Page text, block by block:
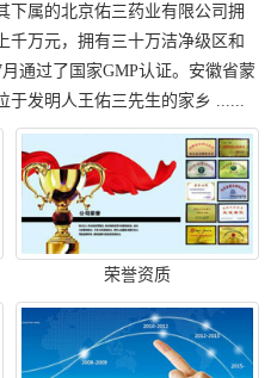
下属的北京佑三药业有限公司拥
千万元，拥有三十万洁净级区和
通过了国家GMP认证。安徽省蒙
发明人王佑三先生的家乡 ......
荣誉资质